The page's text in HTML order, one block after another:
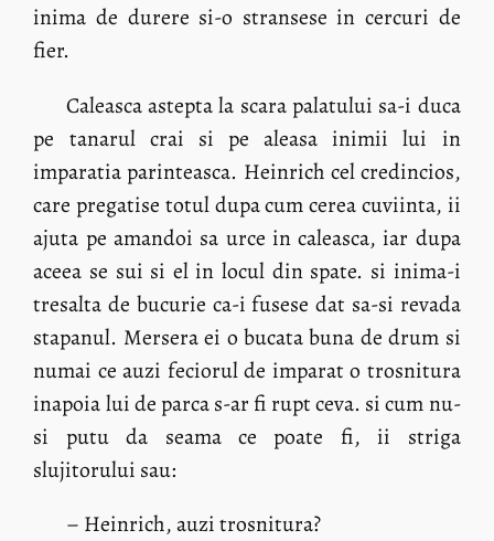
inima de durere si-o stransese in cercuri de
fier.
Caleasca astepta la scara palatului sa-i duca
pe tanarul crai si pe aleasa inimii lui in
imparatia parinteasca. Heinrich cel credincios,
care pregatise totul dupa cum cerea cuviinta, ii
ajuta pe amandoi sa urce in caleasca, iar dupa
aceea se sui si el in locul din spate. si inima-i
tresalta de bucurie ca-i fusese dat sa-si revada
stapanul. Mersera ei o bucata buna de drum si
numai ce auzi feciorul de imparat o trosnitura
inapoia lui de parca s-ar fi rupt ceva. si cum nu-
si putu da seama ce poate fi, ii striga
slujitorului sau:
– Heinrich, auzi trosnitura?